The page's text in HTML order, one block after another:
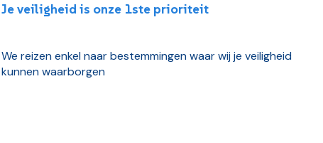
Je veiligheid is onze 1ste prioriteit
We reizen enkel naar bestemmingen waar wij je veiligheid
kunnen waarborgen